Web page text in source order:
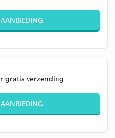
AANBIEDING
gratis verzending
AANBIEDING